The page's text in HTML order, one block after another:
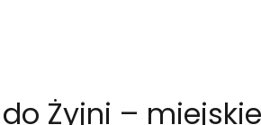
Żyjni –